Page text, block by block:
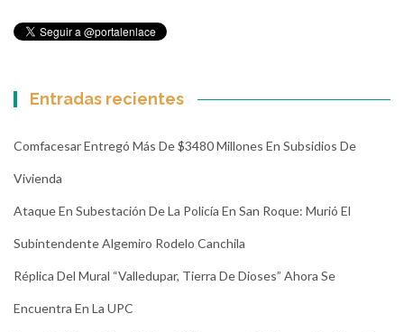
Entradas recientes
Comfacesar Entregó Más De $3480 Millones En Subsidios De
Vivienda
Ataque En Subestación De La Policía En San Roque: Murió El
Subintendente Algemiro Rodelo Canchila
Réplica Del Mural “Valledupar, Tierra De Dioses” Ahora Se
Encuentra En La UPC